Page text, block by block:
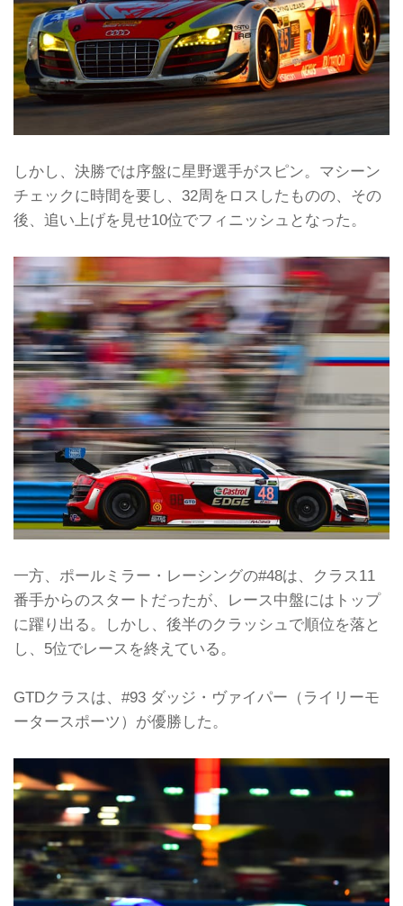
しかし、決勝では序盤に星野選手がスピン。マシーン
チェックに時間を要し、32周をロスしたものの、その
後、追い上げを見せ10位でフィニッシュとなった。
一方、ポールミラー・レーシングの#48は、クラス11
番手からのスタートだったが、レース中盤にはトップ
に躍り出る。しかし、後半のクラッシュで順位を落と
し、5位でレースを終えている。
GTDクラスは、#93 ダッジ・ヴァイパー（ライリーモ
ータースポーツ）が優勝した。